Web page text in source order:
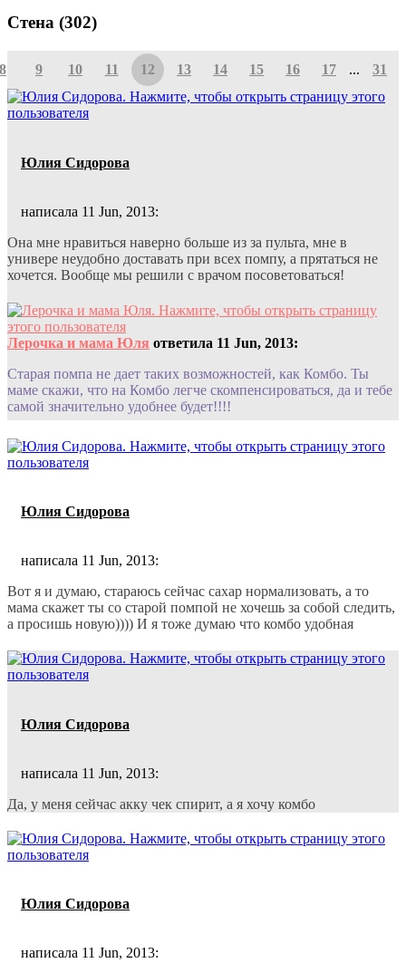
Стена (302)
8 9 10 11 12 13 14 15 16 17 ... 31
Юлия Сидорова
написала 11 Jun, 2013:
Она мне нравиться наверно больше из за пульта, мне в
универе неудобно доставать при всех помпу, а прятаться не
хочется. Вообще мы решили с врачом посоветоваться!
Лерочка и мама Юля ответила 11 Jun, 2013:
Старая помпа не дает таких возможностей, как Комбо. Ты
маме скажи, что на Комбо легче скомпенсироваться, да и тебе
самой значительно удобнее будет!!!!
Юлия Сидорова
написала 11 Jun, 2013:
Вот я и думаю, стараюсь сейчас сахар нормализовать, а то
мама скажет ты со старой помпой не хочешь за собой следить,
а просишь новую)))) И я тоже думаю что комбо удобная
Юлия Сидорова
написала 11 Jun, 2013:
Да, у меня сейчас акку чек спирит, а я хочу комбо
Юлия Сидорова
написала 11 Jun, 2013: